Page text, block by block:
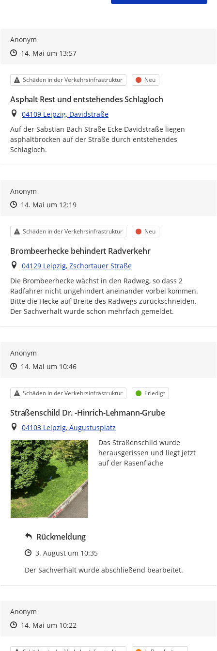
Anonym
Zeitpunkt des Erstellens
Zeitpunkt des Erstellens
14. Mai um 13:57Zur Äußerung
Kategorie
Schäden in der Verkehrsinfrastruktur Status
Neu
Asphalt Rest und entstehendes Schlagloch
Ort
04109 Leipzig, Davidstraße
Auf der Sabstian Bach Straße Ecke Davidstraße liegen
asphaltbrocken auf der Straße durch entstehendes
Schlagloch.
Anonym
Zeitpunkt des Erstellens
Zeitpunkt des Erstellens
14. Mai um 12:19Zur Äußerung
Kategorie
Schäden in der Verkehrsinfrastruktur Status
Neu
Brombeerhecke behindert Radverkehr
Ort
04129 Leipzig, Zschortauer Straße
Die Brombeerhecke wächst in den Radweg, so dass 2
Radfahrer nicht ungehindert aneinander vorbei kommen.
Bitte die Hecke auf Breite des Radwegs zurückschneiden.
Der Sachverhalt wurde schon mehrfach gemeldet.
Anonym
Zeitpunkt des Erstellens
Zeitpunkt des Erstellens
14. Mai um 10:46Zur Äußerung
Kategorie
Schäden in der Verkehrsinfrastruktur Status
Erledigt
Straßenschild Dr. -Hinrich-Lehmann-Grube
Ort
04103 Leipzig, Augustusplatz
Das Straßenschild wurde
herausgerissen und liegt jetzt
auf der Rasenfläche
Rückmeldung
Zeitpunkt des Erstellens
3. August um 10:35
Der Sachverhalt wurde abschließend bearbeitet.
Anonym
Zeitpunkt des Erstellens
Zeitpunkt des Erstellens
14. Mai um 10:22Zur Äußerung